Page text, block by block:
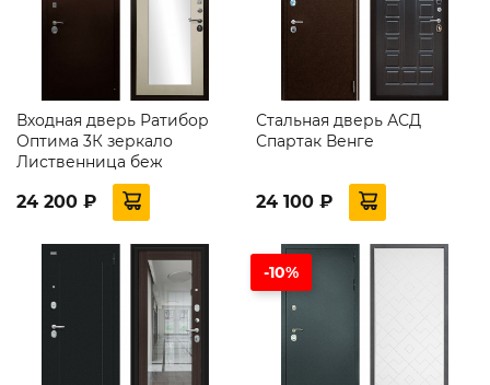
Входная дверь Ратибор
Оптима 3К зеркало
Лиственница беж
24 200 ₽
Стальная дверь АСД
Спартак Венге
24 100 ₽
-10%